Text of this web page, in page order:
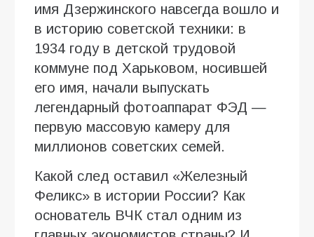
имя Дзержинского навсегда вошло и
в историю советской техники: в
1934 году в детской трудовой
коммуне под Харьковом, носившей
его имя, начали выпускать
легендарный фотоаппарат ФЭД —
первую массовую камеру для
миллионов советских семей.
Какой след оставил «Железный
Феликс» в истории России? Как
основатель ВЧК стал одним из